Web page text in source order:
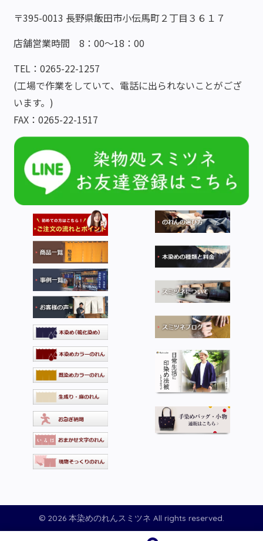
〒395-0013 長野県飯田市小伝馬町２丁目３６１７
店舗営業時間 8：00～18：00
TEL：0265-22-1257
(工場で作業をしていて、電話に出られないことがござ
います。)
FAX：0265-22-1517
© 2026 本染めのれんスミツネ All rights reserved.